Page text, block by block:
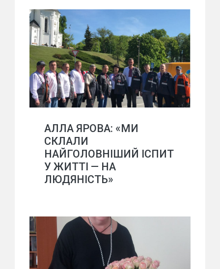
АЛЛА ЯРОВА: «МИ
СКЛАЛИ
НАЙГОЛОВНІШИЙ ІСПИТ
У ЖИТТІ — НА
ЛЮДЯНІСТЬ»